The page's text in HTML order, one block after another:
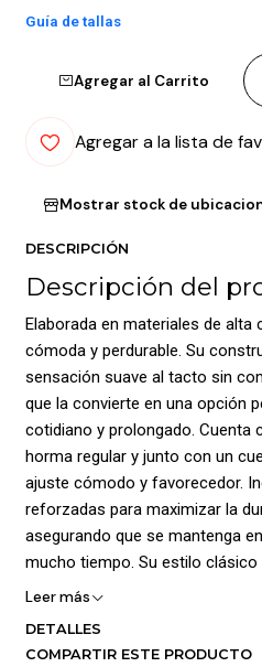
Guía de tallas
Agregar al Carrito
Agregar a la lista de
Mostrar stock de
DESCRIPCIÓN
Descripción del
Elaborada en materiales de alta
cómoda y perdurable. Su
sensación suave al tacto sin
que la convierte en una opción
cotidiano y prolongado. Cuenta
horma regular y junto con un
ajuste cómodo y favorecedor.
reforzadas para maximizar la
asegurando que se mantenga
mucho tiempo. Su estilo
realza aún más con el logo y
Leer más
DETALLES
COMPARTIR ESTE PRODUCTO